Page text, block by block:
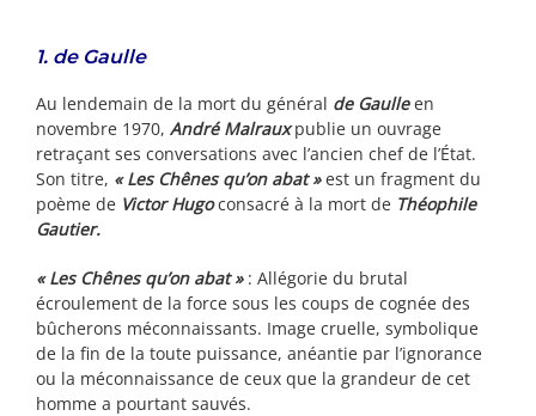
1. de Gaulle
Au lendemain de la mort du général de Gaulleen
novembre 1970, André Malrauxpublie un ouvrage
retraçant ses conversations avec l’ancien chef de l’État.
Son titre, « Les Chênes qu’on abat »est un fragment du
poème de Victor Hugoconsacré à la mort de Théophile
Gautier.
« Les Chênes qu’on abat »: Allégorie du brutal
écroulement de la force sous les coups de cognée des
bûcherons méconnaissants. Image cruelle, symbolique
de la fin de la toute puissance, anéantie par l’ignorance
ou la méconnaissance de ceux que la grandeur de cet
homme a pourtant sauvés.